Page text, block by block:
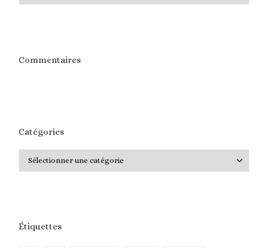
Commentaires
Catégories
Étiquettes